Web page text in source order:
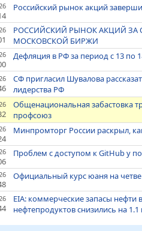
Российский рынок акций
РОССИЙСКИЙ РЫНОК АКЦИЙ ЗА
МОСКОВСКОЙ БИРЖИ
Дефляция в РФ за период с 13 по
СФ пригласил Шувалова
лидерства РФ
Общенациональная забастовка
профсоюз
Минпромторг России раскрыл,
Проблем с доступом к GitHub у
Официальный курс юаня на
EIA: коммерческие запасы нефти
нефтепродуктов снизились на